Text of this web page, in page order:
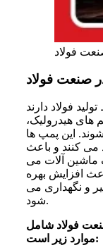
فولاد
صنعت فولاد
فولاد دارند
های هیدرولیک،
این پمپ ها
می کنند و باعث
ماشین آلات می
افزایش بهره
و نگهداری می
شود.
فولاد شامل
موارد زیر است: